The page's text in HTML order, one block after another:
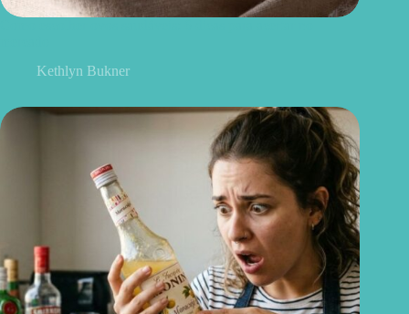
Kethlyn Bukner